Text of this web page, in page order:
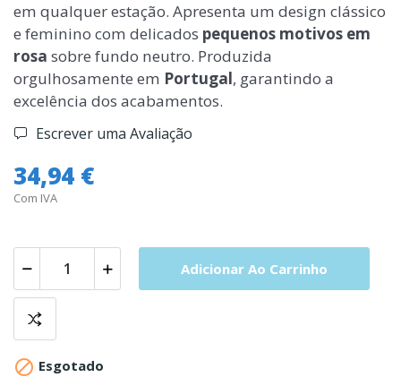
em qualquer estação. Apresenta um design clássico
e feminino com delicados pequenos motivos em
rosa sobre fundo neutro. Produzida
orgulhosamente em Portugal, garantindo a
excelência dos acabamentos.
Escrever uma Avaliação
34,94 €
Com IVA
Adicionar Ao Carrinho
 Esgotado